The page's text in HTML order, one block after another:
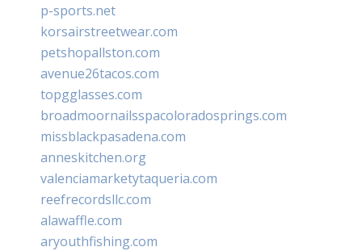
p-sports.net
korsairstreetwear.com
petshopallston.com
avenue26tacos.com
topgglasses.com
broadmoornailsspacoloradosprings.com
missblackpasadena.com
anneskitchen.org
valenciamarketytaqueria.com
reefrecordsllc.com
alawaffle.com
aryouthfishing.com